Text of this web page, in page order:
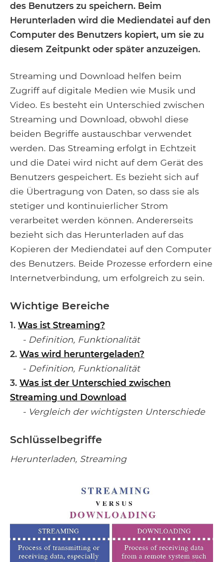
des Benutzers zu speichern. Beim
Herunterladen wird die Mediendatei auf den
Computer des Benutzers kopiert, um sie zu
diesem Zeitpunkt oder später anzuzeigen.
Streaming und Download helfen beim
Zugriff auf digitale Medien wie Musik und
Video. Es besteht ein Unterschied zwischen
Streaming und Download, obwohl diese
beiden Begriffe austauschbar verwendet
werden. Das Streaming erfolgt in Echtzeit
und die Datei wird nicht auf dem Gerät des
Benutzers gespeichert. Es bezieht sich auf
die Übertragung von Daten, so dass sie als
stetiger und kontinuierlicher Strom
verarbeitet werden können. Andererseits
bezieht sich das Herunterladen auf das
Kopieren der Mediendatei auf den Computer
des Benutzers. Beide Prozesse erfordern eine
Internetverbindung, um erfolgreich zu sein.
Wichtige Bereiche
1. Was ist Streaming?
- Definition, Funktionalität
2. Was wird heruntergeladen?
- Definition, Funktionalität
3. Was ist der Unterschied zwischen
Streaming und Download
- Vergleich der wichtigsten Unterschiede
Schlüsselbegriffe
Herunterladen, Streaming